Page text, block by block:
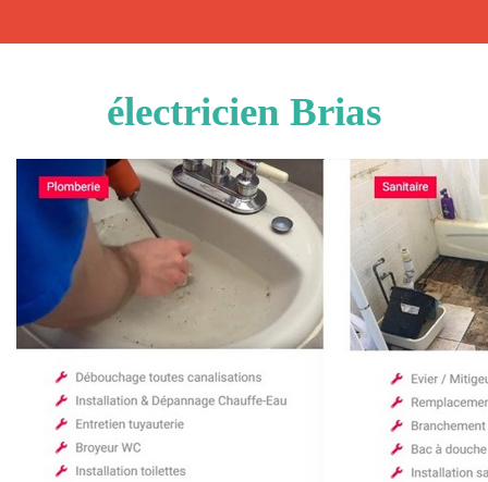
électricien Brias